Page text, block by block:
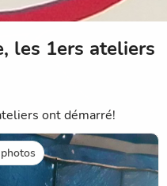
les 1ers ateliers
ont démarré!